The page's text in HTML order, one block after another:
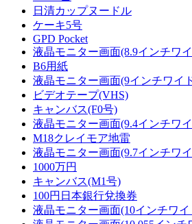
日清カップヌードル
ケーキ5号
GPD Pocket
液晶モニター画面(8.9インチワ
B6用紙
液晶モニター画面(9インチワイ
ビデオテープ(VHS)
キャンバス(F0号)
液晶モニター画面(9.4インチワ
M18クレイモア地雷
液晶モニター画面(9.7インチワ
1000万円
キャンバス(M1号)
100円日本銀行兌換券
液晶モニター画面(10インチワイ